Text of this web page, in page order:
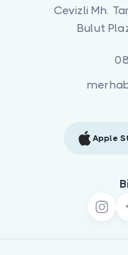
Cevizli Mh.
Bulut
Apple